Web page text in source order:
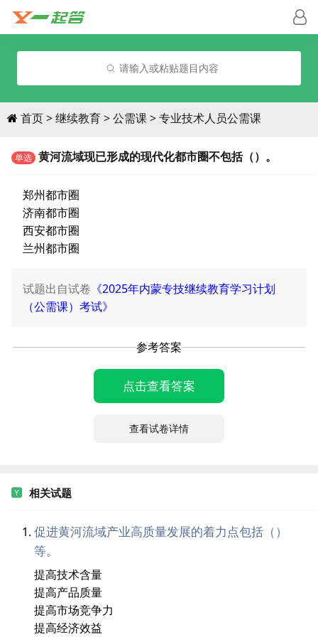
请输入或粘贴题目内容
首页 继续教育 公需课 专业技术人员公需课
单选 黄河流域现已形成的现代化都市圈不包括（）。
郑州都市圈
济南都市圈
西安都市圈
兰州都市圈
试题出自试卷 《2025年内蒙专技继续教育学习计划
（公需课）考试》
参考答案
点击查看答案
查看试卷详情
相关试题
促进黄河流域产业高质量发展的着力点包括（）
等。
提高技术含量
提高产品质量
提高市场竞争力
提高经济效益